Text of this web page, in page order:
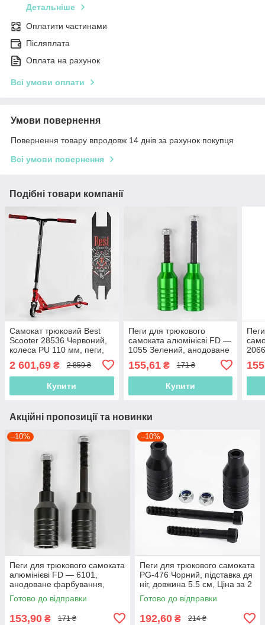
Детальніше
Оплатити частинами
Післяплата
Оплата на рахунок
Всі умови оплати
Умови повернення
Повернення товару впродовж 14 днів за рахунок покупця
Всі умови повернення
Подібні товари компанії
Самокат трюковий Best
Scooter 28536 Червоний,
колеса PU 110 мм, пеги,
Анодоване фарбування,
висота 85 см
2 601,69 ₴ 2 859 ₴
Купити
Пеги для трюкового
самоката алюмінієві FD —
1055 Зелений, анодоване
фарбування, довжина —
5.5 см
155,61₴ 171 ₴
Купити
5.5
Акційні пропозиції та новинки
–10%
Пеги для трюкового самоката
алюмінієві FD — 6101,
анодоване фарбування,
довжина — 5.5 см
Готово до відправки
153,90 ₴ 171 ₴
–10%
Пеги для трюкового самоката
PG-476 Чорний, підставка дя
ніг, довжина 5.5 см, Ціна за 2
шт.,
Готово до відправки
192,60 ₴ 214 ₴